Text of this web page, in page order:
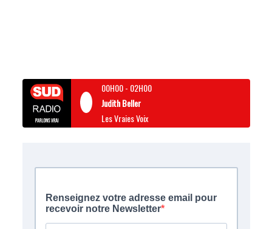
00H00- 02H00
Judith Beller
Les Vraies Voix